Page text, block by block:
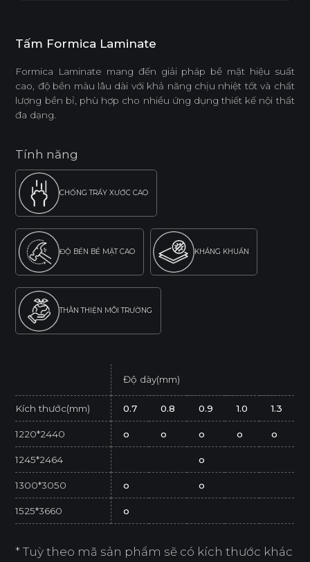
Tấm Formica Laminate
Formica Laminate mang đến giải pháp bề mặt hiệu suất
cao, độ bền màu lâu dài với khả năng chịu nhiệt tốt và chất
lượng bền bỉ, phù hợp cho nhiều ứng dụng thiết kế nội thất
đa dạng.
Tính năng
CHỐNG TRẦY XƯỚC CAO
ĐỘ BỀN BỀ MẶT CAO KHÁNG KHUẨN
THÂN THIỆN MÔI TRƯỜNG
Độ dày(mm)
Kích thước(mm) 0.7 0.8 0.9 1.0 1.3
1220*2440 o o o o o
1245*2464 o
1300*3050 o o
1525*3660 o
* Tuỳ theo mã sản phẩm sẽ có kích thước khác